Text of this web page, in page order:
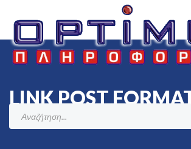
LINK POST
Αρχική News & Blog